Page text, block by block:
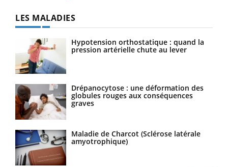
LES MALADIES
Hypotension orthostatique : quand la
pression artérielle chute au lever
Drépanocytose : une déformation des
globules rouges aux conséquences
graves
Maladie de Charcot (Sclérose latérale
amyotrophique)